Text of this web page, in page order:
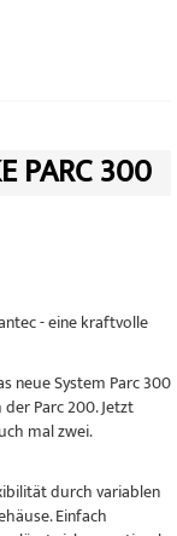
PARC 300
- eine kraftvolle
neue System Parc 300
Parc 200. Jetzt
mal zwei.
durch variablen
Einfach